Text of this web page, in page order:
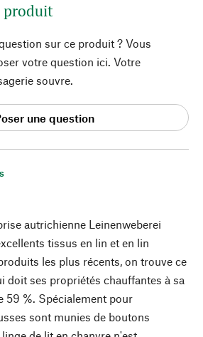
autrichienne Leinenweberei
tissus en lin et en lin
les plus récents, on trouve ce
doit ses propriétés chauffantes à sa
59 %. Spécialement pour
sont munies de boutons
produit
sur ce produit ? Vous
votre question ici. Votre
souvre.
une question